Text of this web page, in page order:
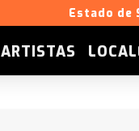
Estado de
ARTISTAS